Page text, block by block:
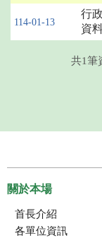
114-01-13
行
資
共1筆
關於本場
首長介紹
各單位資訊